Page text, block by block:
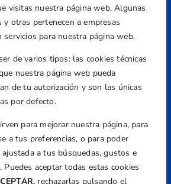
visitas nuestra página web. Algunas
otras pertenecen a empresas
servicios para nuestra página web.
de varios tipos: las cookies técnicas
nuestra página web pueda
de tu autorización y son las únicas
por defecto.
para mejorar nuestra página, para
a tus preferencias, o para poder
a tus búsquedas, gustos e
Puedes aceptar todas estas cookies
rechazarlas pulsando el
Carrer d'Isaac Peral i
5, Despachos 2 y 3, 46980,
Valencia
Teléfono
961 367 799
Email
Aviso Legal
de Privacidad
Transparencia
Normativa